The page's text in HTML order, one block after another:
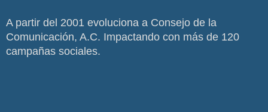
A partir del 2001 evoluciona a Consejo de la
Comunicación, A.C. Impactando con más de 120
campañas sociales.